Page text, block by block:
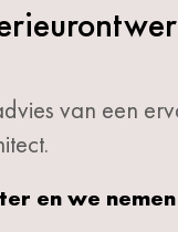
van een
en we nemen